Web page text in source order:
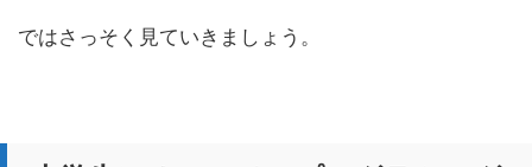
ではさっそく見ていきましょう。